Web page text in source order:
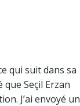
qui suit dans sa
Seçil Erzan
J’ai envoyé un